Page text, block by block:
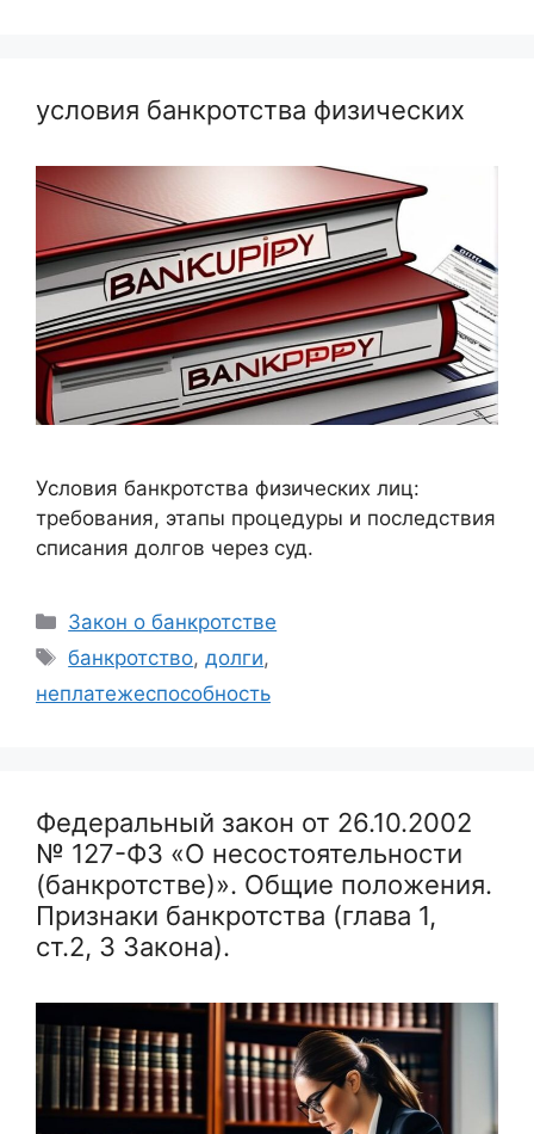
условия банкротства физических
Условия банкротства физических лиц:
требования, этапы процедуры и последствия
списания долгов через суд.
Рубрики
Закон о банкротстве
Метки
банкротство,долги,
неплатежеспособность
Федеральный закон от 26.10.2002
№ 127-ФЗ «О несостоятельности
(банкротстве)». Общие положения.
Признаки банкротства (глава 1,
ст.2, 3 Закона).